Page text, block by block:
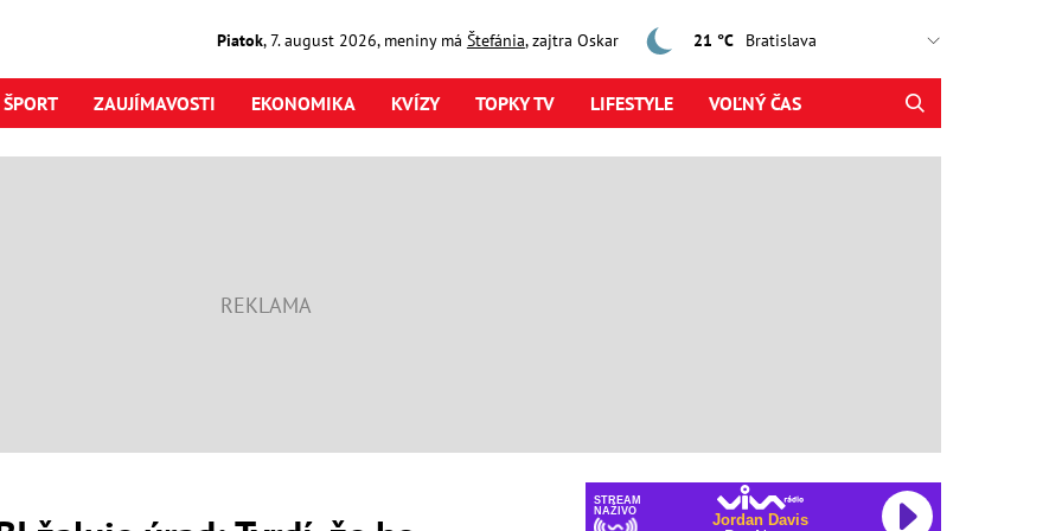
Piatok,7. august2026, meniny má Štefánia, zajtra Oskar 21 °C
ŠPORT ZAUJÍMAVOSTI EKONOMIKA KVÍZY TOPKY TV LIFESTYLE VOĽNÝ ČAS
STREAM
NAŽIVO
Jordan Davis